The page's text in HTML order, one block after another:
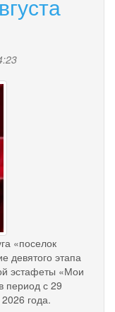
«поселок
девятого этапа
эстафеты «Мои
период с 29
года.